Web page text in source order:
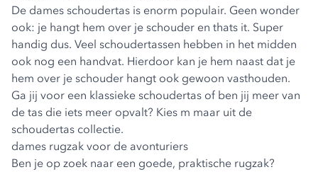
De dames schoudertas is enorm populair. Geen wonder
ook: je hangt hem over je schouder en thats it. Super
handig dus. Veel schoudertassen hebben in het midden
ook nog een handvat. Hierdoor kan je hem naast dat je
hem over je schouder hangt ook gewoon vasthouden.
Ga jij voor een klassieke schoudertas of ben jij meer van
de tas die iets meer opvalt? Kies m maar uit de
schoudertas collectie.
dames rugzak voor de avonturiers
Ben je op zoek naar een goede, praktische rugzak?